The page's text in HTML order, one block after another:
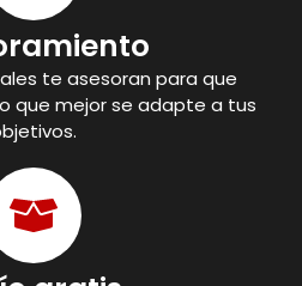
te asesoran para que
que mejor se adapte a tus